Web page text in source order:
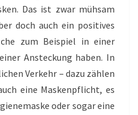
Das ist zwar mühsam
doch auch ein positives
zum Beispiel in einer
Ansteckung haben. In
Verkehr – dazu zählen
eine Maskenpflicht, es
oder sogar eine